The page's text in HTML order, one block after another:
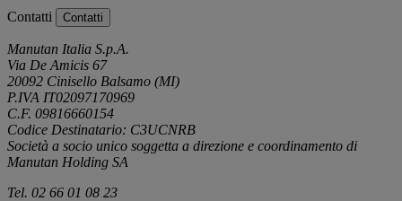
Contatti Contatti
Manutan Italia S.p.A.
Via De Amicis 67
20092 Cinisello Balsamo (MI)
P.IVA IT02097170969
C.F. 09816660154
Codice Destinatario: C3UCNRB
Società a socio unico soggetta a direzione e coordinamento di
Manutan Holding SA
Tel. 02 66 01 08 23